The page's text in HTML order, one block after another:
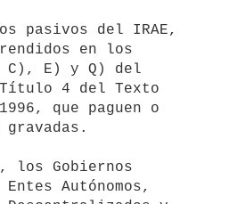
pasivos del IRAE,
en los
4 del Texto
Gobiernos
Autónomos,